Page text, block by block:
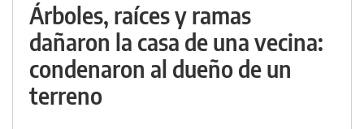
Árboles, raíces y ramas
dañaron la casa de una vecina:
condenaron al dueño de un
terreno